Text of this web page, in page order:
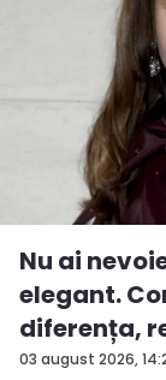
03 august 2026,
Nu ai
elegant.
diferența,
And...